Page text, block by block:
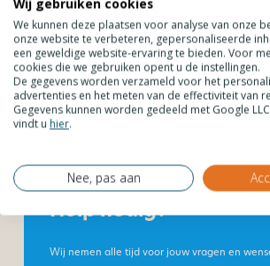
Hulp nodig?
Wij nemen alle tijd voor jouw vragen en
We kunnen deze plaatsen voor analyse van onze
onze website te verbeteren, gepersonaliseerde
een geweldige website-ervaring te bieden. Voor
cookies die we gebruiken opent u de instellingen.
De gegevens worden verzameld voor het
advertenties en het meten van de effectiviteit van
Gegevens kunnen worden gedeeld met Google
vindt u hier.
Nee, pas aan